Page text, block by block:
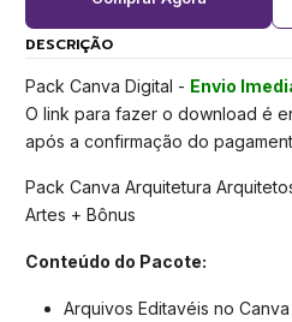
DESCRIÇÃO
Pack Canva Digital - Envio
O link para fazer o download é
após a confirmação do
Pack Canva Arquitetura
Artes + Bônus
Conteúdo do Pacote:
Arquivos Editavéis no Canva